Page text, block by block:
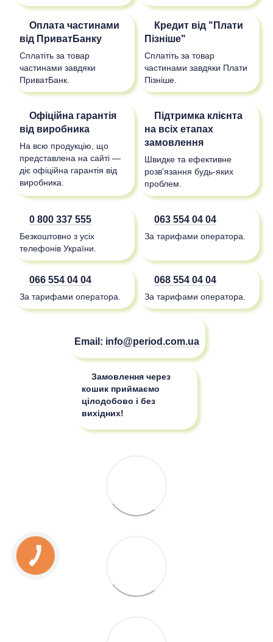
Оплата частинами
від ПриватБанку
Сплатіть за товар
частинами завдяки
ПриватБанк.
Кредит від "Плати
Пізніше"
Сплатіть за товар
частинами завдяки Плати
Пізніше.
Офіційна гарантія
від виробника
На всю продукцію, що
представлена на сайті —
діє офіційна гарантія від
виробника.
Підтримка клієнта
на всіх етапах
замовлення
Швидке та ефективне
розв'язання будь-яких
проблем.
0 800 337 555
Безкоштовно з усіх
телефонів України.
063 554 04 04
За тарифами оператора.
066 554 04 04
За тарифами оператора.
068 554 04 04
За тарифами оператора.
Email: info@period.com.ua
Замовлення через
кошик приймаємо
цілодобово і без
вихідних!